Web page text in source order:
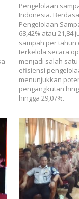
Pengelolaan
Indonesia.
Pengelolaan
68,42% atau 21,84
sampah per tahun
terkelola secara
menjadi salah
efisiensi
menunjukkan
pengangkutan
hingga 29,07%.